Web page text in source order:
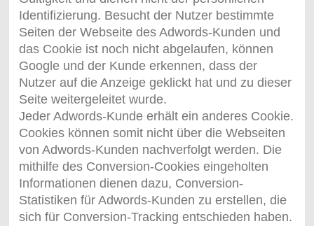
Identifizierung. Besucht der Nutzer bestimmte
Seiten der Webseite des Adwords-Kunden und
das Cookie ist noch nicht abgelaufen, können
Google und der Kunde erkennen, dass der
Nutzer auf die Anzeige geklickt hat und zu dieser
Seite weitergeleitet wurde.
Jeder Adwords-Kunde erhält ein anderes Cookie.
Cookies können somit nicht über die Webseiten
von Adwords-Kunden nachverfolgt werden. Die
mithilfe des Conversion-Cookies eingeholten
Informationen dienen dazu, Conversion-
Statistiken für Adwords-Kunden zu erstellen, die
sich für Conversion-Tracking entschieden haben.